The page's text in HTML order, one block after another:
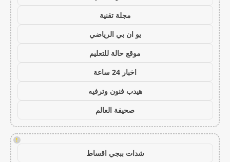
مجلة تقنية
يو ان بي الرياضي
موقع حالة للتعليم
اخبار 24 ساعة
هيدب فنون وترفيه
صحيفة العالم
!
شدات ببجي اقساط